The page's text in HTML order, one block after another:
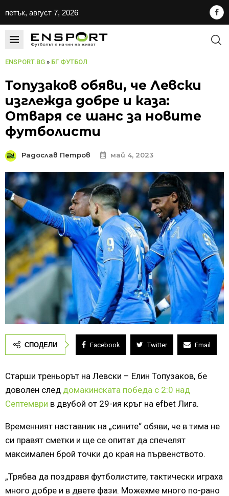
петък, август 7, 2026
ENSPORT.BG » БГ ФУТБОЛ
Топузаков обяви, че Левски
изглежда добре и каза:
Отваря се шанс за новите
футболисти
Радослав Петров май 4, 2023
СПОДЕЛИ Facebook Twitter Email
Старши треньорът на Левски – Елин Топузаков, бе
доволен след домакинската победа с 2:0 над
Септември в двубой от 29-ия кръг на efbet Лига.
Временният наставник на „сините“ обяви, че в тима не
си правят сметки и ще се опитат да спечелят
максимален брой точки до края на първенството.
„Трябва да поздравя футболистите, тактически играха
много добре и в двете фази. Можехме много по-рано